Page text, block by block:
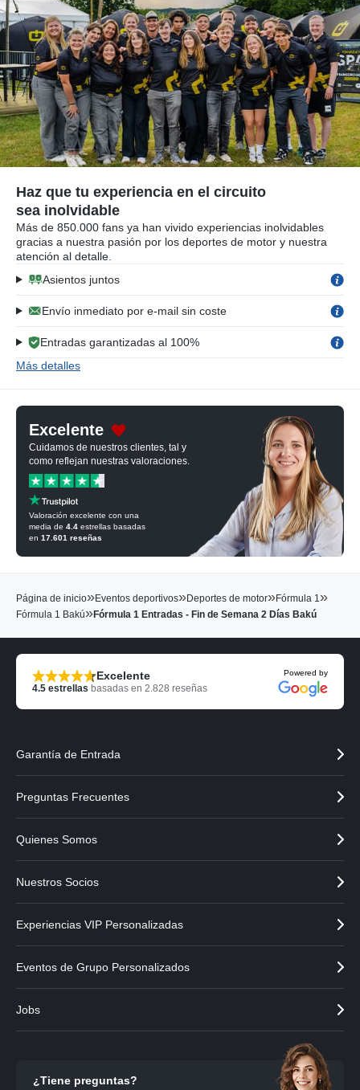
Haz que tu experiencia en el circuito
sea inolvidable
Más de 850.000 fans ya han vivido experiencias inolvidables
gracias a nuestra pasión por los deportes de motor y nuestra
atención al detalle.
Asientos juntos
Envío inmediato por e-mail sin coste
Entradas garantizadas al 100%
Más detalles
Excelente
Cuidamos de nuestros clientes, tal y
como reflejan nuestras valoraciones.
Valoración excelente con una
media de 4.4 estrellas basadas
en 17.601 reseñas
Página de inicio»Eventos deportivos»Deportes de motor»Fórmula 1»
Fórmula 1 Bakú»Fórmula 1 Entradas - Fin de Semana 2 Días Bakú
Excelente
4.5 estrellas basadas en 2.828 reseñas
Powered by
Garantía de Entrada
Preguntas Frecuentes
Quienes Somos
Nuestros Socios
Experiencias VIP Personalizadas
Eventos de Grupo Personalizados
Jobs
¿Tiene preguntas?